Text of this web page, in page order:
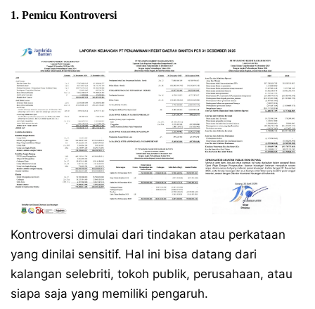
1. Pemicu Kontroversi
Kontroversi dimulai dari tindakan atau perkataan
yang dinilai sensitif. Hal ini bisa datang dari
kalangan selebriti, tokoh publik, perusahaan, atau
siapa saja yang memiliki pengaruh.